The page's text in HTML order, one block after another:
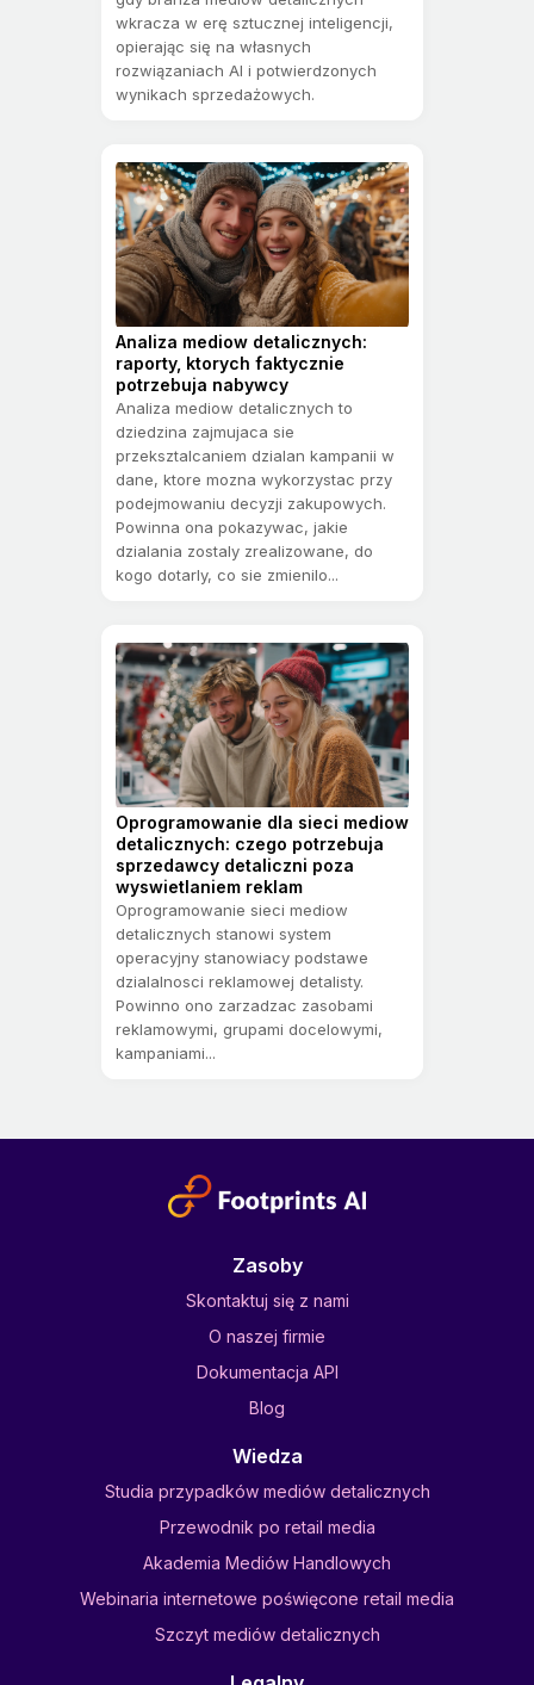
wkracza w erę sztucznej inteligencji,
opierając się na własnych
rozwiązaniach AI i potwierdzonych
wynikach sprzedażowych.
Analiza mediow detalicznych:
raporty, ktorych faktycznie
potrzebuja nabywcy
Analiza mediow detalicznych to
dziedzina zajmujaca sie
przeksztalcaniem dzialan kampanii w
dane, ktore mozna wykorzystac przy
podejmowaniu decyzji zakupowych.
Powinna ona pokazywac, jakie
dzialania zostaly zrealizowane, do
kogo dotarly, co sie zmienilo...
Oprogramowanie dla sieci mediow
detalicznych: czego potrzebuja
sprzedawcy detaliczni poza
wyswietlaniem reklam
Oprogramowanie sieci mediow
detalicznych stanowi system
operacyjny stanowiacy podstawe
dzialalnosci reklamowej detalisty.
Powinno ono zarzadzac zasobami
reklamowymi, grupami docelowymi,
kampaniami...
Zasoby
Skontaktuj się z nami
O naszej firmie
Dokumentacja API
Blog
Wiedza
Studia przypadków mediów detalicznych
Przewodnik po retail media
Akademia Mediów Handlowych
Webinaria internetowe poświęcone retail media
Szczyt mediów detalicznych